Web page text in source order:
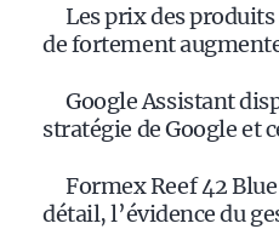
Les prix des
de fortement
Google Assistant
stratégie de Google et
Formex Reef 42
détail, l’évidence du